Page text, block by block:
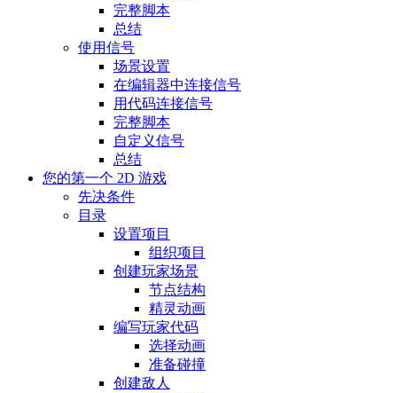
完整脚本
总结
使用信号
场景设置
在编辑器中连接信号
用代码连接信号
完整脚本
自定义信号
总结
您的第一个 2D 游戏
先决条件
目录
设置项目
组织项目
创建玩家场景
节点结构
精灵动画
编写玩家代码
选择动画
准备碰撞
创建敌人